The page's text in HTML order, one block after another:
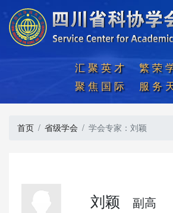
汇聚英才  繁荣
聚焦国际  服务
首页 省级学会 学会专家：刘颖
刘颖 副高